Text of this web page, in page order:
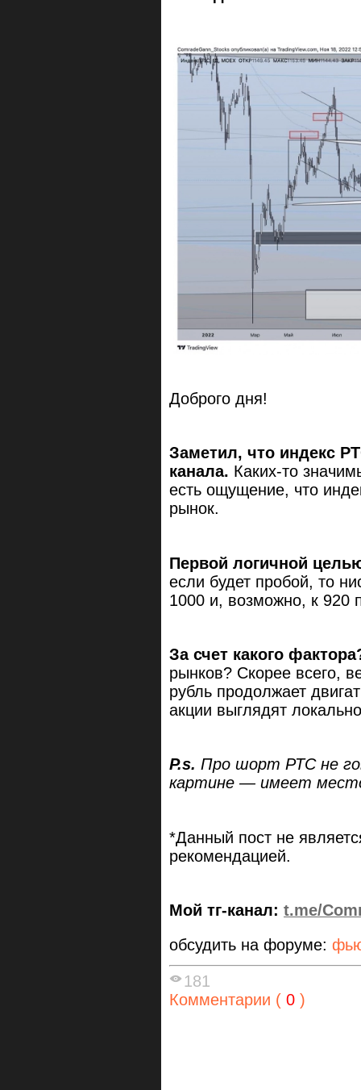
Доброго дня!
Заметил, что индекс
канала. Каких-то
есть ощущение, что
рынок.
Первой логичной
если будет пробой, то
1000 и, возможно, к 920
За счет какого
рынков? Скорее всего,
рубль продолжает
акции выглядят
P.s. Про шорт РТС не
картине — имеет
*Данный пост‏ ‎не ‎является‏ ‎инвестиционной‏ и торговой
‎рекомендацией.
Мой тг-канал: t.me/
обсудить на форуме:
181
Комментарии ( 0 )